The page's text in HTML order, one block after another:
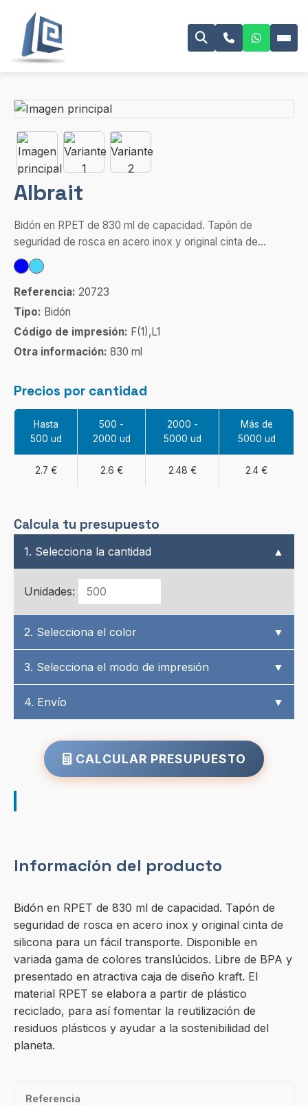
Albrait
Bidón en RPET de 830 ml de capacidad. Tapón de
seguridad de rosca en acero inox y original cinta de...
Referencia: 20723
Tipo: Bidón
Código de impresión: F(1),L1
Otra información: 830 ml
Precios por cantidad
Hasta
500 ud
500 -
2000 ud
2000 -
5000 ud
Más de
5000 ud
2.7 € 2.6 € 2.48 € 2.4 €
Calcula tu presupuesto
1. Selecciona la cantidad ▲
Unidades:
2. Selecciona el color ▼
3. Selecciona el modo de impresión ▼
4. Envío ▼
CALCULAR PRESUPUESTO
Información del producto
Bidón en RPET de 830 ml de capacidad. Tapón de
seguridad de rosca en acero inox y original cinta de
silicona para un fácil transporte. Disponible en
variada gama de colores translúcidos. Libre de BPA y
presentado en atractiva caja de diseño kraft. El
material RPET se elabora a partir de plástico
reciclado, para así fomentar la reutilización de
residuos plásticos y ayudar a la sostenibilidad del
planeta.
Referencia